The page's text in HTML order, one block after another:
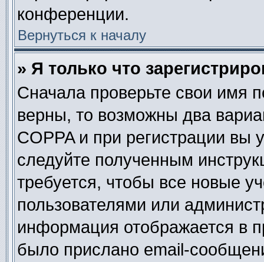
конференции.
Вернуться к началу
» Я только что
Сначала проверьте свои имя
верны, то возможны два
COPPA и при регистрации вы
следуйте полученным
требуется, чтобы все новые
пользователями или
информация отображается в
было прислано email-